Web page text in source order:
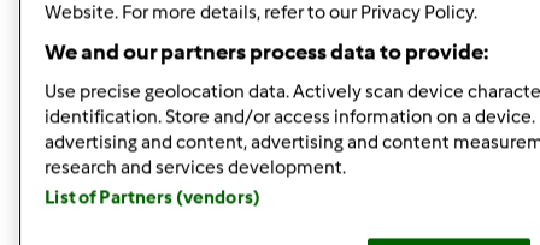
Gloriana sono contenta per te, come se le avessi fatte io!
non vedo l'ora di usarla anch'ioooo!!
In cima
Website. For more details, refer to our Privacy Policy.
We and our partners process data to provide:
Use precise geolocation data. Actively scan device
identification. Store and/or access information on a device.
advertising and content, advertising and content
research and services development.
List of Partners (vendors)